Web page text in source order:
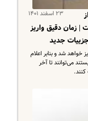
۲۳ اسفند ۱۴۰۱
| زمان دقیق واریز
جدید
خواهد شد و بنابر اعلام
می‌توانند تا آخر